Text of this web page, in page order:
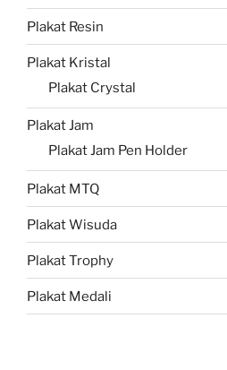
Plakat Resin
Plakat Kristal
Plakat Crystal
Plakat Jam
Plakat Jam Pen Holder
Plakat MTQ
Plakat Wisuda
Plakat Trophy
Plakat Medali